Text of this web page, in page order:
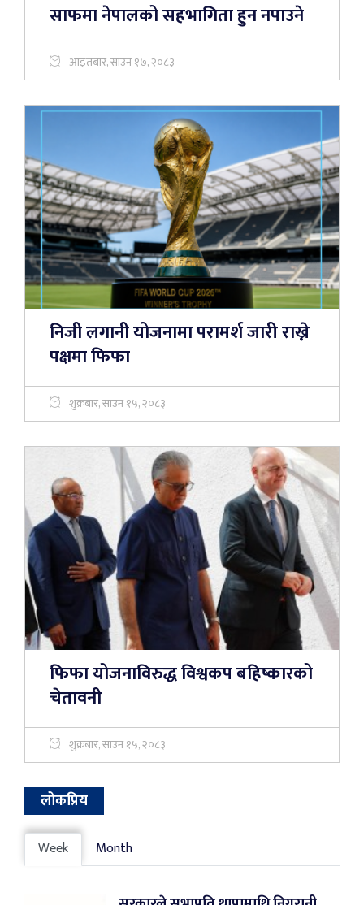
साफमा नेपालको सहभागिता हुन नपाउने
आइतबार, साउन १७, २०८३
निजी लगानी योजनामा परामर्श जारी राख्ने
पक्षमा फिफा
शुक्रबार, साउन १५, २०८३
फिफा योजनाविरुद्ध विश्वकप बहिष्कारको
चेतावनी
शुक्रबार, साउन १५, २०८३
लोकप्रिय
Week Month